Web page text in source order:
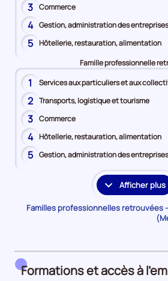
3 Commerce
4 Gestion, administration des entreprises
5 Hôtellerie, restauration, alimentation
Famille professionnelle
1 Services aux particuliers et aux
2 Transports, logistique et tourisme
3 Commerce
4 Hôtellerie, restauration, alimentation
5 Gestion, administration des entreprises
Afficher plus
les
familles
Familles professionnelles retrouvées
Formations et accès à